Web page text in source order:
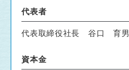
代表者
代表取締役社長 谷口 育男
資本金